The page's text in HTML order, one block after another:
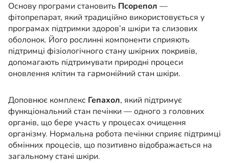
Основу програми становить Псорепол —
фітопрепарат, який традиційно використовується у
програмах підтримки здоров’я шкіри та слизових
оболонок. Його рослинні компоненти сприяють
підтримці фізіологічного стану шкірних покривів,
допомагають підтримувати природні процеси
оновлення клітин та гармонійний стан шкіри.
Доповнює комплекс Гепахол, який підтримує
функціональний стан печінки — одного з головних
органів, що бере участь у процесах очищення
організму. Нормальна робота печінки сприяє підтримці
обмінних процесів, що позитивно відображається на
загальному стані шкіри.